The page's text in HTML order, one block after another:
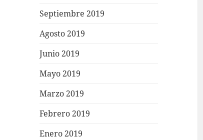
Septiembre 2019
Agosto 2019
Junio 2019
Mayo 2019
Marzo 2019
Febrero 2019
Enero 2019